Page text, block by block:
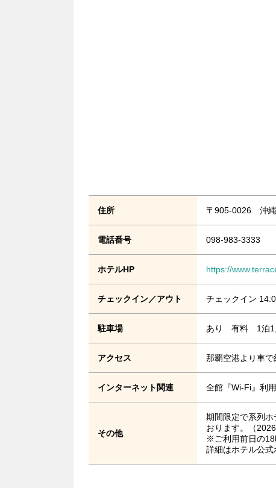
住所 〒905-0026 沖縄
電話番号 098-983-3333
ホテルHP https://
チェックイン／アウト チェックイン
駐車場 あり 有料 1泊
アクセス 那覇空港より車で
インターネット関連 全館『Wi-Fi』利
その他
期間限定で系列
おります。（
※ご利用前日の18
詳細はホテル公式